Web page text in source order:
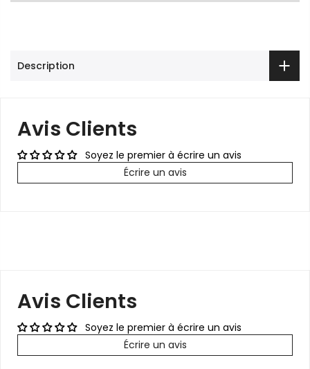
Description
Avis Clients
Soyez le premier à écrire un avis
Écrire un avis
Avis Clients
Soyez le premier à écrire un avis
Écrire un avis